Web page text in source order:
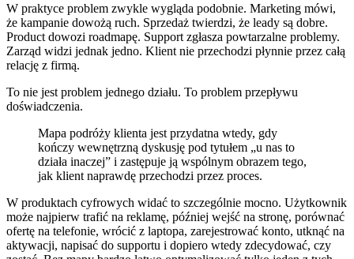
W praktyce problem zwykle wygląda podobnie. Marketing mówi,
że kampanie dowożą ruch. Sprzedaż twierdzi, że leady są dobre.
Product dowozi roadmapę. Support zgłasza powtarzalne problemy.
Zarząd widzi jednak jedno. Klient nie przechodzi płynnie przez całą
relację z firmą.
To nie jest problem jednego działu. To problem przepływu
doświadczenia.
Mapa podróży klienta jest przydatna wtedy, gdy
kończy wewnętrzną dyskusję pod tytułem „u nas to
działa inaczej” i zastępuje ją wspólnym obrazem tego,
jak klient naprawdę przechodzi przez proces.
W produktach cyfrowych widać to szczególnie mocno. Użytkownik
może najpierw trafić na reklamę, później wejść na stronę, porównać
ofertę na telefonie, wrócić z laptopa, zarejestrować konto, utknąć na
aktywacji, napisać do supportu i dopiero wtedy zdecydować, czy